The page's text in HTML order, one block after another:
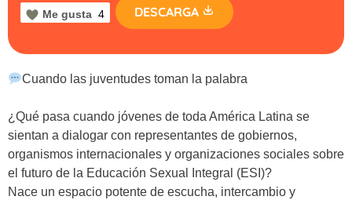
Me gusta 4 DESCARGA
Cuando las juventudes toman la palabra
¿Qué pasa cuando jóvenes de toda América Latina se
sientan a dialogar con representantes de gobiernos,
organismos internacionales y organizaciones sociales sobre
el futuro de la Educación Sexual Integral (ESI)?
Nace un espacio potente de escucha, intercambio y